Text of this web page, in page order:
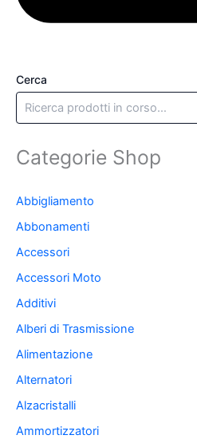
Cerca
Categorie Shop
Abbigliamento
Abbonamenti
Accessori
Accessori Moto
Additivi
Alberi di Trasmissione
Alimentazione
Alternatori
Alzacristalli
Ammortizzatori